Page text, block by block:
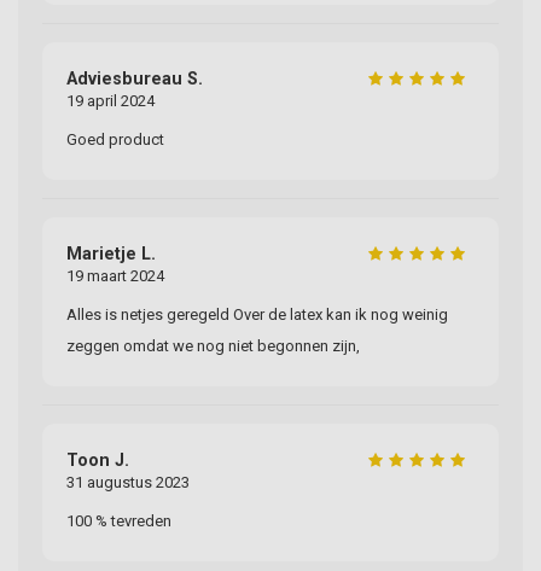
Adviesbureau S.
19 april 2024
Goed product
Marietje L.
19 maart 2024
Alles is netjes geregeld Over de latex kan ik nog weinig
zeggen omdat we nog niet begonnen zijn,
Toon J.
31 augustus 2023
100 % tevreden